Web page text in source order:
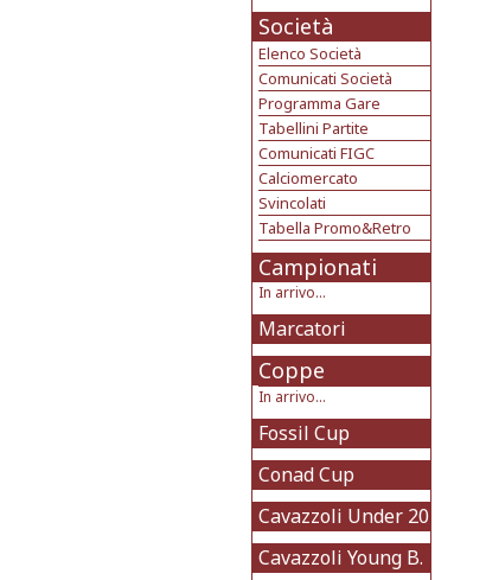
Società
Elenco Società
Comunicati Società
Programma Gare
Tabellini Partite
Comunicati FIGC
Calciomercato
Svincolati
Tabella Promo&Retro
Campionati
In arrivo...
Marcatori
Coppe
In arrivo...
Fossil Cup
Conad Cup
Cavazzoli Under 20
Cavazzoli Young B.